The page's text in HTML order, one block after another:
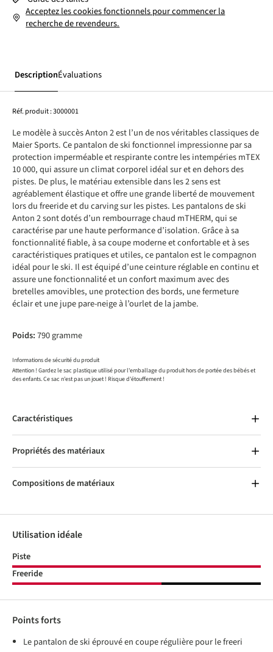
Acceptez les cookies fonctionnels pour commencer la
recherche de revendeurs.
DescriptionÉvaluations
Réf. produit :3000001
Le modèle à succès Anton 2 est l’un de nos véritables classiques de
Maier Sports. Ce pantalon de ski fonctionnel impressionne par sa
protection imperméable et respirante contre les intempéries mTEX
10 000, qui assure un climat corporel idéal sur et en dehors des
pistes. De plus, le matériau extensible dans les 2 sens est
agréablement élastique et offre une grande liberté de mouvement
lors du freeride et du carving sur les pistes. Les pantalons de ski
Anton 2 sont dotés d’un rembourrage chaud mTHERM, qui se
caractérise par une haute performance d’isolation. Grâce à sa
fonctionnalité fiable, à sa coupe moderne et confortable et à ses
caractéristiques pratiques et utiles, ce pantalon est le compagnon
idéal pour le ski. Il est équipé d’une ceinture réglable en continu et
assure une fonctionnalité et un confort maximum avec des
bretelles amovibles, une protection des bords, une fermeture
éclair et une jupe pare-neige à l’ourlet de la jambe.
Poids:790 gramme
Informations de sécurité du produit
Attention ! Gardez le sac plastique utilisé pour l'emballage du produit hors de portée des bébés et
des enfants. Ce sac n'est pas un jouet ! Risque d'étouffement !
Caractéristiques
Propriétés des matériaux
Compositions de matériaux
Utilisation idéale
Piste
Freeride
Points forts
Le pantalon de ski éprouvé en coupe régulière pour le freeri